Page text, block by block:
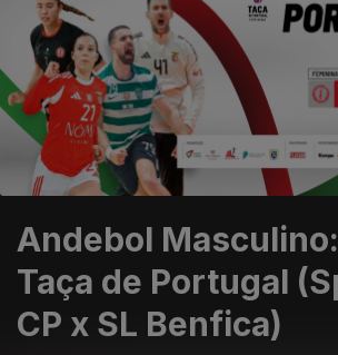
Andebol
Taça de Portugal
CP x SL Benfica)